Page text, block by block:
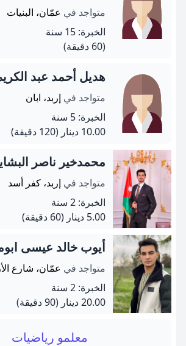
متواجد في عمّان، البنيات
الخبرة: 15 سنة
(60 دقيقة)
هديل أحمد عبد
متواجد في إربد، ابان
الخبرة: 5 سنة
10.00 دينار
(120 دقيقة)
محمدخير ناصر
متواجد في إربد، كفر أسد
الخبرة: 2 سنة
5.00 دينار
(60 دقيقة)
أيوب خالد عيسى
متواجد في عمّان، شارع
الخبرة: 2 سنة
20.00 دينار
(90 دقيقة)
معلمو رياضيات